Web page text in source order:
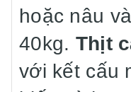
hoặc nâu
40kg. Thịt
với kết cấu